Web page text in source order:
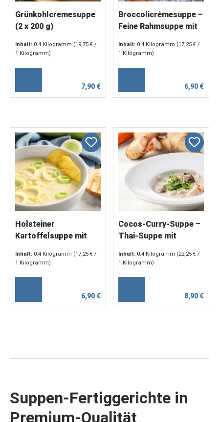
Grünkohlcremesuppe
(2 x 200 g)
Inhalt: 0.4 Kilogramm (19,75 € /
1 Kilogramm)
7,90 €
Broccolicrémesuppe –
Feine Rahmsuppe mit
x 200 g)
Inhalt: 0.4 Kilogramm (17,25 € /
1 Kilogramm)
6,90 €
Holsteiner
Kartoffelsuppe mit
Inhalt: 0.4 Kilogramm (17,25 € /
1 Kilogramm)
6,90 €
Cocos-Curry-Suppe –
Thai-Suppe mit
Hühnerfleisch (2 x 200
Inhalt: 0.4 Kilogramm (22,25 € /
1 Kilogramm)
8,90 €
Suppen-Fertiggerichte in
Premium-Qualität